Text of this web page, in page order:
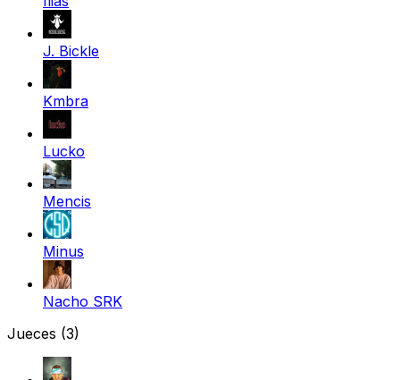
J. Bickle
Kmbra
Lucko
Mencis
Minus
Nacho SRK
Jueces (3)